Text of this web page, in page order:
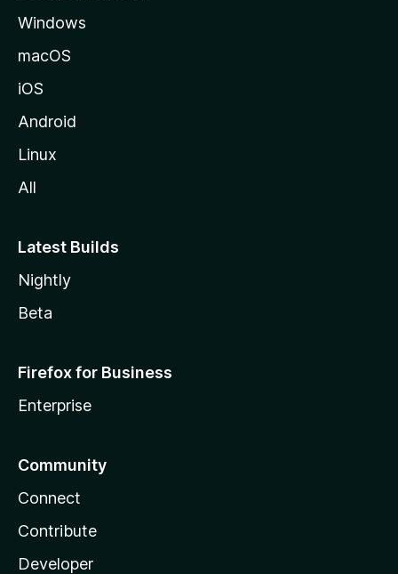
Windows
macOS
iOS
Android
Linux
All
Latest Builds
Nightly
Beta
Firefox for Business
Enterprise
Community
Connect
Contribute
Developer